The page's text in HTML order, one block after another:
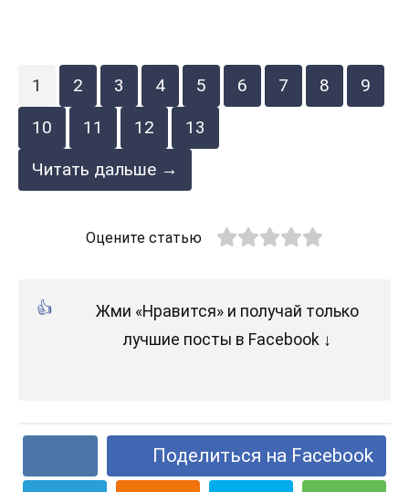
1 2 3 4 5 6 7 8
9
10
11 12
13
Читать дальше →
Оцените статью
Жми «Нравится» и получай только
лучшие посты в Facebook ↓
Поделиться на Facebook